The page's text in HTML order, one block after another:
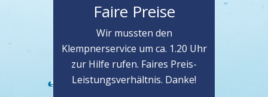
Faire Preise
Wir mussten den
Klempnerservice um ca. 1.20 Uhr
zur Hilfe rufen. Faires Preis-
Leistungsverhältnis. Danke!